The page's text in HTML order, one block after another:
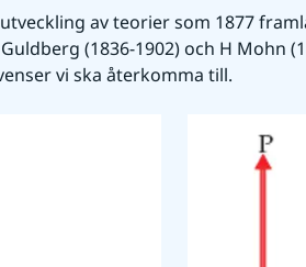
av teorier som 1877
(1836-1902) och H Mohn
vi ska återkomma till.